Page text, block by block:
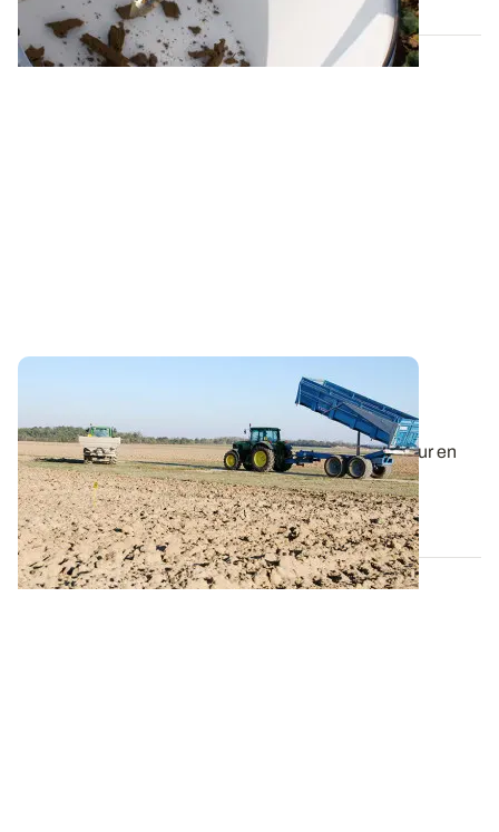
Fumure de fond : le raisonnement de la
fertilisation PK repose sur quatre critères
Suivant le niveau d'exigence de la culture et la teneur en
PK dans le sol, il est possible...
03 AOÛT 2023